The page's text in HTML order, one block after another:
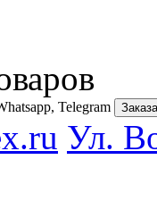
Telegram
Ул.